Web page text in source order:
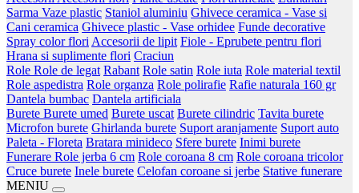
Sarma Vaze plastic Staniol aluminiu Ghivece ceramica - Vase si
Cani ceramica Ghivece plastic - Vase orhidee Funde decorative
Spray color flori Accesorii de lipit Fiole - Eprubete pentru flori
Hrana si suplimente flori Craciun
Role Role de legat Rabant Role satin Role iuta Role material textil
Role aspedistra Role organza Role polirafie Rafie naturala 160 gr
Dantela bumbac Dantela artificiala
Burete Burete umed Burete uscat Burete cilindric Tavita burete
Microfon burete Ghirlanda burete Suport aranjamente Suport auto
Paleta - Floreta Bratara minideco Sfere burete Inimi burete
Funerare Role jerba 6 cm Role coroana 8 cm Role coroana tricolor
Cruce burete Inele burete Celofan coroane si jerbe Stative funerare
MENIU